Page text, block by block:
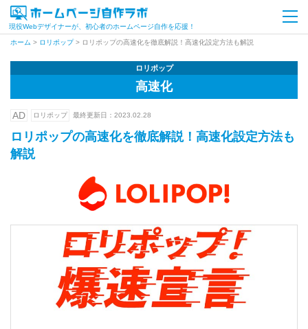
現役Webデザイナーが、初心者のホームページ自作を応援！
ホーム > ロリポップ > ロリポップの高速化を徹底解説！高速化設定方法も解説
ロリポップ
高速化
AD ロリポップ 最終更新日： 2023.02.28
ロリポップの高速化を徹底解説！高速化設定方法も
解説